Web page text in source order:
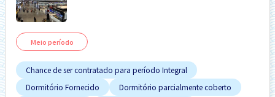
Meio período
Chance de ser contratado para período Integral
Dormitório Fornecido
Dormitório parcialmente coberto